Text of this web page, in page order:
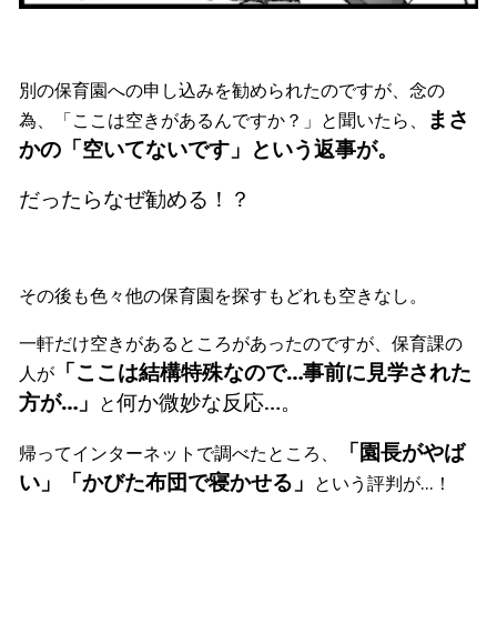
別の保育園への申し込みを勧められたのですが、念の
為、「ここは空きがあるんですか？」と聞いたら、
まさ
かの「空いてないです」という返事が。
だったらなぜ勧める！？
その後も色々他の保育園を探すもどれも空きなし。
一軒だけ空きがあるところがあったのですが、保育課の
人が 「ここは結構特殊なので…事前に見学された
方が…」 と何か微妙な反応…。
帰ってインターネットで調べたところ、
「園長がやば
い」「かびた布団で寝かせる」 という評判が…！